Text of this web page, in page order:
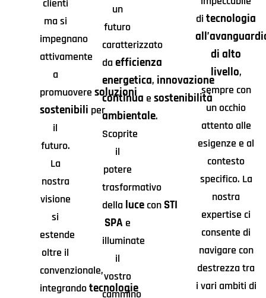
clienti
ma si
impegnano
attivamente
a
promuoveresoluzioni
sostenibili per
il
futuro.
La
nostra
visione
si
estende
oltre il
convenzionale,
integrandotecnologie
un
futuro
caratterizzato
daefficienza
energetica, innovazione
continua e sostenibilità
ambientale.
Scoprite
il
potere
trasformativo
della lucecon STI
SPA e
illuminate
il
vostro
cammino
ditecnologia
di alto
livello,
sempre con
un occhio
attento alle
esigenze e al
contesto
specifico. La
nostra
expertise ci
consente di
navigare con
destrezza tra
i vari ambiti di